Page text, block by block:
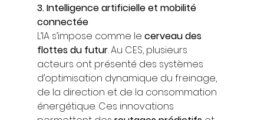
3. Intelligence artificielle et mobilité
connectée
L’IA s’impose comme le cerveau des
flottes du futur. Au CES, plusieurs
acteurs ont présenté des systèmes
d’optimisation dynamique du freinage,
de la direction et de la consommation
énergétique. Ces innovations